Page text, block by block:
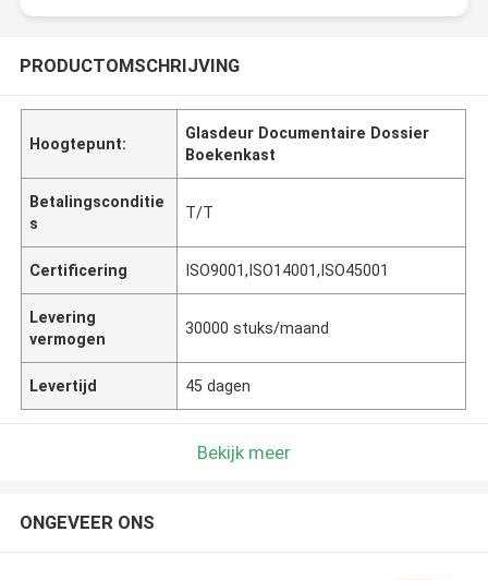
PRODUCTOMSCHRIJVING
Hoogtepunt:
Glasdeur Documentaire Dossier
Boekenkast
Betalingsconditie
s
T/T
Certificering ISO9001,ISO14001,ISO45001
Levering
vermogen
30000 stuks/maand
Levertijd 45 dagen
Bekijk meer
ONGEVEER ONS